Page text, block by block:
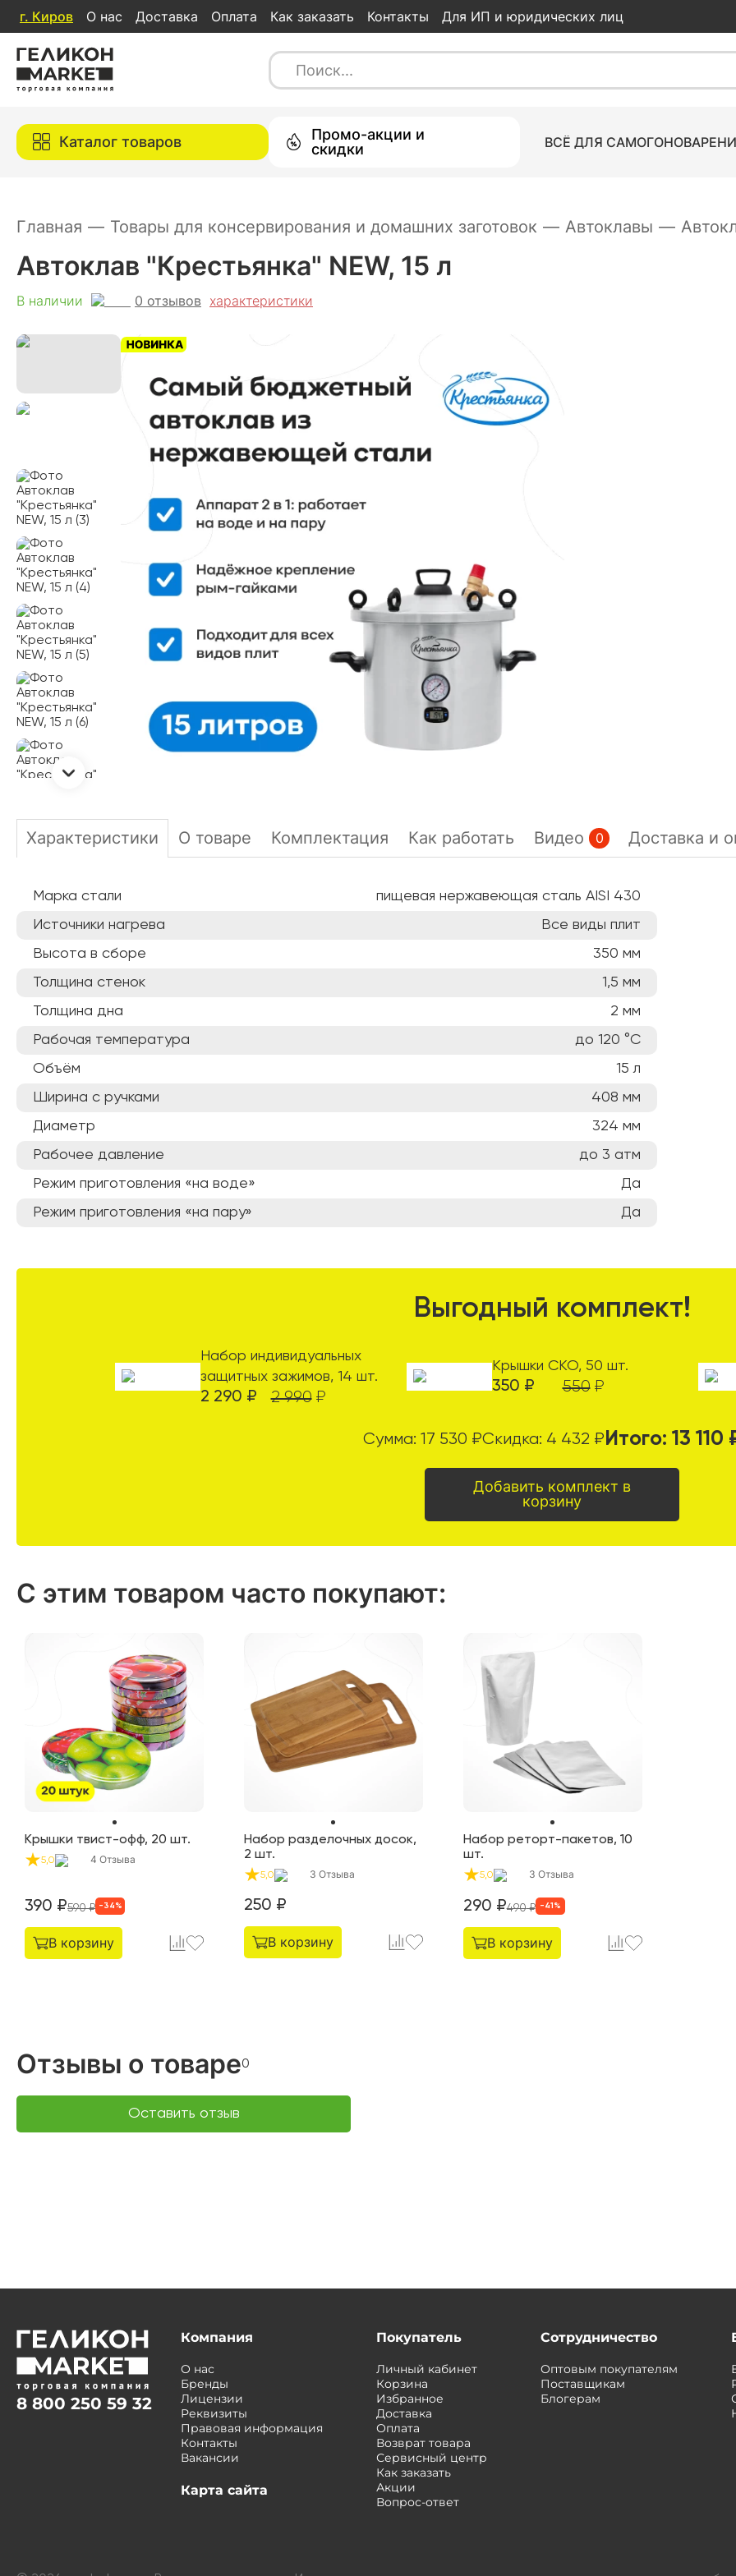
г. Киров О нас Доставка Оплата Как заказать Контакты Для ИП и юридических лиц
Каталог товаров
Промо-акции и
скидки
ВСЁ ДЛЯ
Главная — Товары для консервирования и домашних заготовок — Автоклавы —
Автоклав "Крестьянка" NEW, 15 л
В наличии 10 470
Автоклав "Крестьянка" NEW, 15 л
В наличии 0 отзывов характеристики
Характеристики О товаре Комплектация Как работать Видео 0 Доставка и
Марка стали
пищевая нержавеющая сталь AISI 430
Источники нагрева
Все виды плит
Высота в сборе
350 мм
Толщина стенок
1,5 мм
Толщина дна
2 мм
Рабочая температура
до 120 °C
Объём
15 л
Ширина с ручками
408 мм
Диаметр
324 мм
Рабочее давление
до 3 атм
Режим приготовления «на воде»
Да
Режим приготовления «на пару»
Да
Выгодный комплект!
Набор индивидуальных
защитных зажимов, 14 шт.
2 290 ₽ 2 990₽
Крышки СКО, 50 шт.
350 ₽ 550₽
Сумма: 17 530 ₽Скидка: 4 432 ₽ Итого: 13 110
Добавить комплект в
корзину
С этим товаром часто покупают:
Крышки твист-офф, 20 шт.
5,0 4 Отзыва
390 ₽590₽ - 34 %
В корзину
Набор разделочных досок,
2 шт.
5,0 3 Отзыва
250 ₽
В корзину
Набор реторт-пакетов, 10
шт.
5,0 3 Отзыва
290 ₽490₽ - 41 %
В корзину
Отзывы о товаре0
Оставить отзыв
8 800 250 59 32
Компания
О нас
Бренды
Лицензии
Реквизиты
Правовая информация
Контакты
Вакансии
Карта сайта
Покупатель
Личный кабинет
Корзина
Избранное
Доставка
Оплата
Возврат товара
Сервисный центр
Как заказать
Акции
Вопрос-ответ
Сотрудничество
Оптовым покупателям
Поставщикам
Блогерам